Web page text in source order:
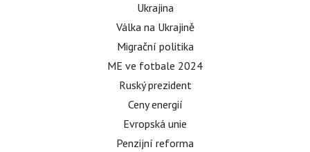
Ukrajina
Válka na Ukrajině
Migrační politika
ME ve fotbale 2024
Ruský prezident
Ceny energií
Evropská unie
Penzijní reforma